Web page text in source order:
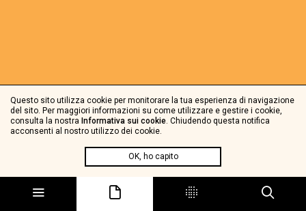
Questo sito utilizza cookie per monitorare la tua esperienza di navigazione
del sito. Per maggiori informazioni su come utilizzare e gestire i cookie,
consulta la nostra Informativa sui cookie. Chiudendo questa notifica
acconsenti al nostro utilizzo dei cookie.
OK, ho capito